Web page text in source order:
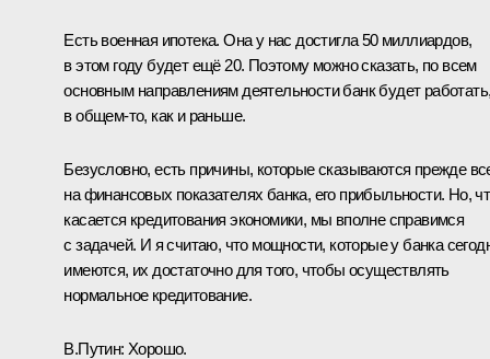
Есть военная ипотека. Она у нас достигла 50 миллиардов,
в этом году будет ещё 20. Поэтому можно сказать, по всем
основным направлениям деятельности банк будет
в общем‑то, как и раньше.
Безусловно, есть причины, которые сказываются прежде
на финансовых показателях банка, его прибыльности. Но,
касается кредитования экономики, мы вполне справимся
с задачей. И я считаю, что мощности, которые у банка
имеются, их достаточно для того, чтобы осуществлять
нормальное кредитование.
В.Путин: Хорошо.